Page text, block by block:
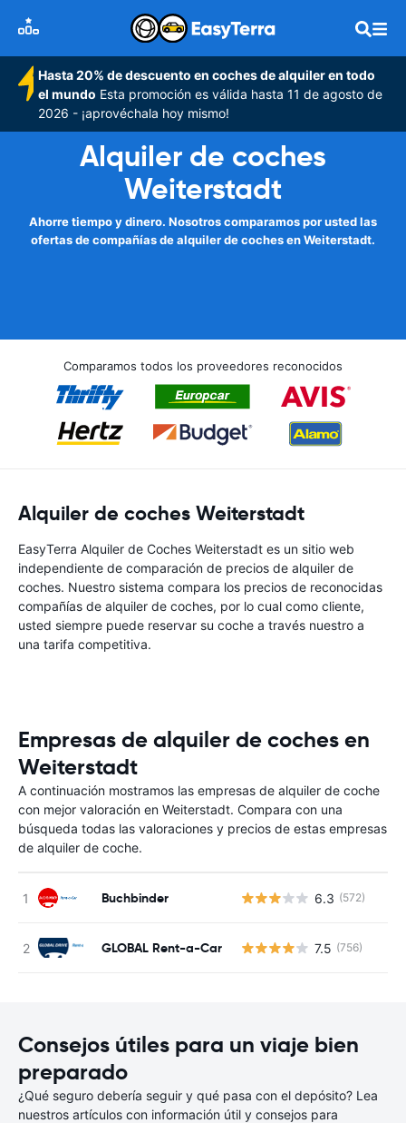
Hasta 20% de descuento en coches de alquiler en todo
el mundo Esta promoción es válida hasta 11 de agosto de
2026 - ¡aprovéchala hoy mismo!
Alquiler de coches
Weiterstadt
Ahorre tiempo y dinero. Nosotros comparamos por usted las
ofertas de compañías de alquiler de coches en Weiterstadt.
Comparamos todos los proveedores reconocidos
Alquiler de coches Weiterstadt
EasyTerra Alquiler de Coches Weiterstadt es un sitio web
independiente de comparación de precios de alquiler de
coches. Nuestro sistema compara los precios de reconocidas
compañías de alquiler de coches, por lo cual como cliente,
usted siempre puede reservar su coche a través nuestro a
una tarifa competitiva.
Empresas de alquiler de coches en
Weiterstadt
A continuación mostramos las empresas de alquiler de coche
con mejor valoración en Weiterstadt. Compara con una
búsqueda todas las valoraciones y precios de estas empresas
de alquiler de coche.
Buchbinder 6.3 (572)
GLOBAL Rent-a-Car 7.5 (756)
Consejos útiles para un viaje bien
preparado
¿Qué seguro debería seguir y qué pasa con el depósito? Lea
nuestros artículos con información útil y consejos para